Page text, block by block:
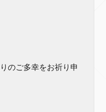
のご多幸をお祈り申